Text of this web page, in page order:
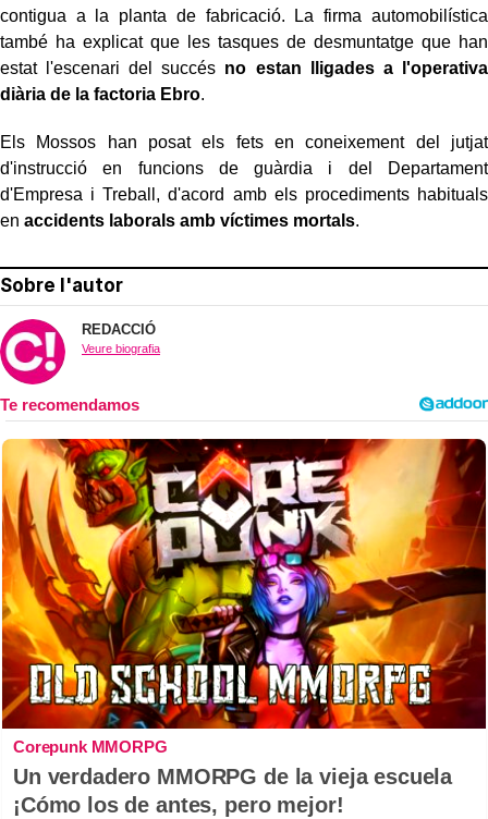
contigua a la planta de fabricació. La firma automobilística
també ha explicat que les tasques de desmuntatge que han
estat l'escenari del succés no estan lligades a l'operativa
diària de la factoria Ebro.
Els Mossos han posat els fets en coneixement del jutjat
d'instrucció en funcions de guàrdia i del Departament
d'Empresa i Treball, d'acord amb els procediments habituals
en accidents laborals amb víctimes mortals.
Sobre l'autor
REDACCIÓ
Veure biografia
Corepunk MMORPG
Un verdadero MMORPG de la vieja escuela
¡Cómo los de antes, pero mejor!